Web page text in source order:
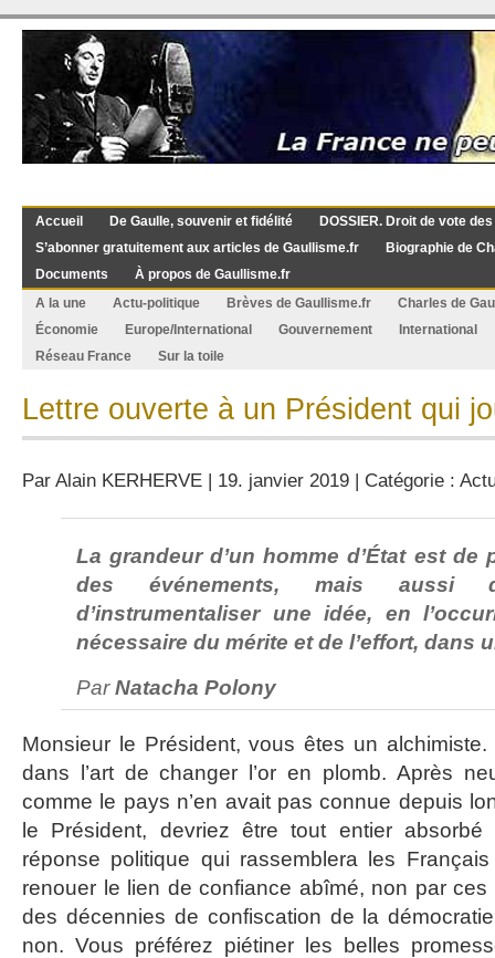
Accueil De Gaulle, souvenir et fidélité
DOSSIER. Droit de vote
S’abonner gratuitement aux articles de Gaullisme.fr
Biographie de
Documents
À propos de Gaullisme.fr
A la une
Actu-politique Brèves de Gaullisme.fr
Charles de
Économie
Europe/International Gouvernement
International
Réseau France
Sur la toile
Lettre ouverte à un Président qui
Par Alain KERHERVE | 19. janvier 2019 | Catégorie :
La grandeur d’un homme d’État est de
des événements, mais aussi
d’instrumentaliser une idée, en
nécessaire du mérite et de l’effort, dans
ParNatacha Polony
Monsieur le Président, vous êtes un
dans l’art de changer l’or en plomb. Après
comme le pays n’en avait pas connue depuis
le Président, devriez être tout entier absorbé
réponse politique qui rassemblera les
renouer le lien de confiance abîmé, non par
des décennies de confiscation de la
non. Vous préférez piétiner les belles